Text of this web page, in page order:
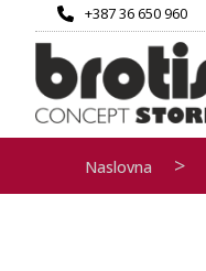
+387 36 650 960
Naslovna >